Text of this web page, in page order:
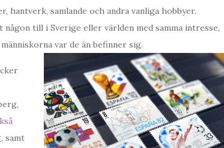
samlande och andra vanliga hobbyer.
till i Sverige eller världen med samma intresse,
var de än befinner sig.
, samt